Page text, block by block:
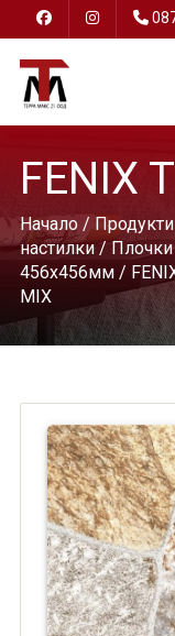
FENIX
Начало/ Продукти
настилки/ Плочки
456х456мм/
MIX